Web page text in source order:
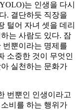
는 인생을 다시
. 결단하듯 직장을
털어 자녀 셋을 데리
는 사람도 있다. 잠
번뿐이라는 명제를
소중한 것이 무엇인
실천하는 문화가
번뿐인 인생이라고
비를 하는 행위가